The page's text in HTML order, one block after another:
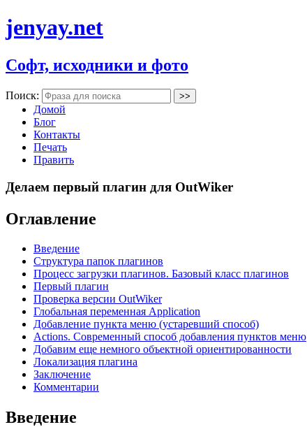
jenyay.net
Софт, исходники и фото
Поиск:
Домой
Блог
Контакты
Печать
Править
Делаем первый плагин для OutWiker
Оглавление
Введение
Структура папок плагинов
Процесс загрузки плагинов. Базовый класс плагинов
Первый плагин
Проверка версии OutWiker
Глобальная переменная Application
Добавление пункта меню (устаревший способ)
Actions. Современный способ добавления пунктов меню
Добавим еще немного объектной ориентированности
Локализация плагина
Заключение
Комментарии
Введение